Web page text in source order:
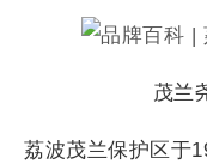
茂兰
荔波茂兰保护区于